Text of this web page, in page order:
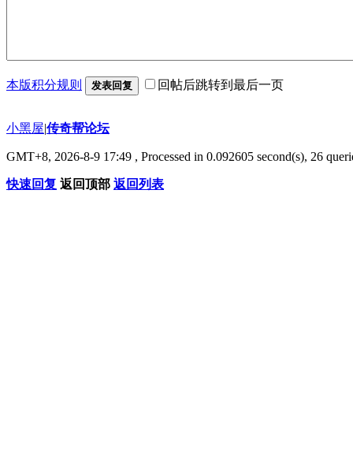
本版积分规则 发表回复 回帖后跳转到最后一页
小黑屋|传奇帮论坛
GMT+8, 2026-8-9 17:49 , Processed in 0.092605 second(s), 26
快速回复 返回顶部 返回列表